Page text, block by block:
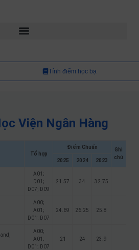
Tính điểm học bạ
Viện Ngân Hàng
Tổ hợp
Điểm Chuẩn
Ghi
chú
2025 2024 2023
A01;
D01;
D07; D09
21.57 34 32.75
A00;
A01;
D01; D07
24.69 26.25 25.8
A00;
A01;
D01; D07
21 24 23.9